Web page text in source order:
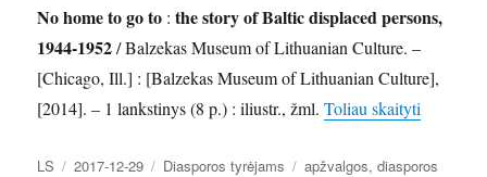
No home to go to :the story of Baltic displaced persons,
1944-1952/ Balzekas Museum of Lithuanian Culture. –
[Chicago, Ill.] : [Balzekas Museum of Lithuanian Culture],
[2014]. – 1 lankstinys (8 p.) : iliustr., žml.Toliau skaityti
Autorius
LS Paskelbta
2017-12-29 Kategorijos
Diasporos tyrėjams Žymos
apžvalgos,diasporos